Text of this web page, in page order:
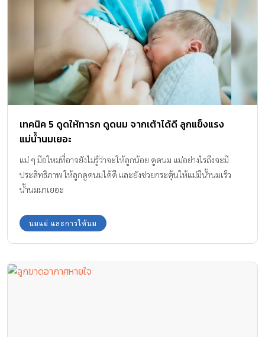
เทคนิค 5 ดูดให้ทารก ดูดนม จากเต้าได้ดี ลูกแข็งแรง
แม่น้ำนมเยอะ
แม่ ๆ มือใหม่ที่อาจยังไม่รู้ว่าจะให้ลูกน้อย ดูดนม แม่อย่างไรถึงจะมี
ประสิทธิภาพ ให้ลูกดูดนมได้ดี และยังช่วยกระตุ้นให้แม่มีน้ำนมเร็ว
น้ำนมมาเยอะ
นมแม่ และการให้นม